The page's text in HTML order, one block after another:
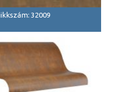
32009